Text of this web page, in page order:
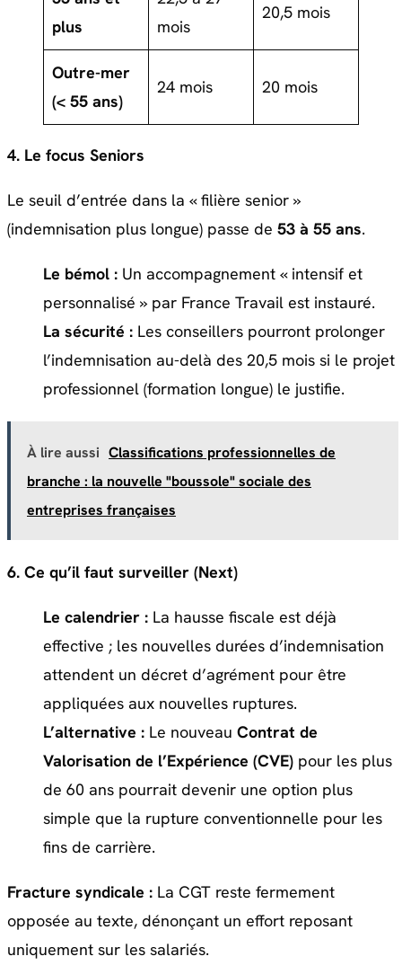
plus
mois
20,5 mois
Outre-mer
(< 55 ans)
24 mois 20 mois
4. Le focus Seniors
Le seuil d’entrée dans la « filière senior »
(indemnisation plus longue) passe de 53 à 55 ans.
Le bémol : Un accompagnement « intensif et
personnalisé » par France Travail est instauré.
La sécurité : Les conseillers pourront prolonger
l’indemnisation au-delà des 20,5 mois si le projet
professionnel (formation longue) le justifie.
À lire aussi Classifications professionnelles de
branche : la nouvelle "boussole" sociale des
entreprises françaises
6. Ce qu’il faut surveiller (Next)
Le calendrier : La hausse fiscale est déjà
effective ; les nouvelles durées d’indemnisation
attendent un décret d’agrément pour être
appliquées aux nouvelles ruptures.
L’alternative : Le nouveau Contrat de
Valorisation de l’Expérience (CVE) pour les plus
de 60 ans pourrait devenir une option plus
simple que la rupture conventionnelle pour les
fins de carrière.
Fracture syndicale : La CGT reste fermement
opposée au texte, dénonçant un effort reposant
uniquement sur les salariés.